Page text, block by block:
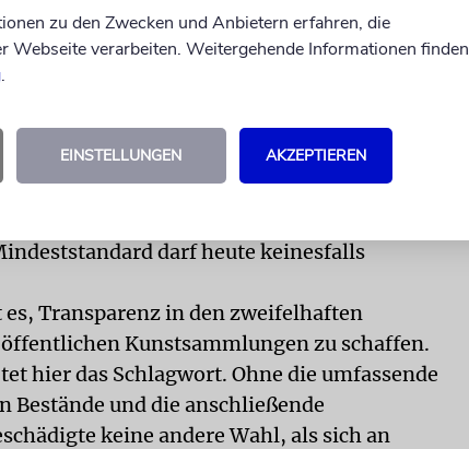
Militärregierungen hatten bei den
erkannt, daß die Ansprüche der Berechtigten
die gesamte Beweislast den Verfolgten
Grund: Die Opfer hatten alles – Familie und
zumeist nicht in der Lage, entsprechende
darf heute keinesfalls
Transparenz in den zweifelhaften
Kunstsammlungen zu schaffen.
hier das Schlagwort. Ohne die umfassende
Bestände und die anschließende
keine andere Wahl, als sich an
zu den Zwecken und Anbietern erfahren, die
Webseite verarbeiten. Weitergehende Informationen finden
.
EINSTELLUNGEN AKZEPTIEREN